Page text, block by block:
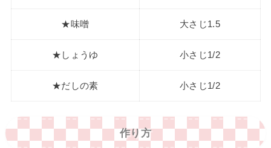
★味噌 大さじ1.5
★しょうゆ 小さじ1/2
★だしの素 小さじ1/2
作り方